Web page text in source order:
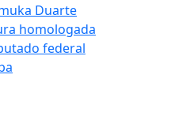
Duarte
homologada
federal